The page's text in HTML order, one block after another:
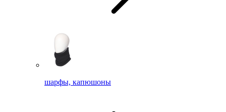
шарфы, капюшоны